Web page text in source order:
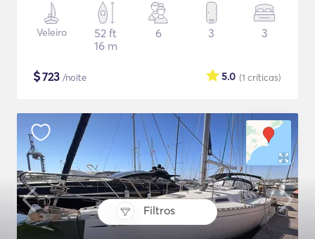
Filtros
Veleiro
52 ft
16 m
6 3 3
$723 /noite (1 críticas)
5.0